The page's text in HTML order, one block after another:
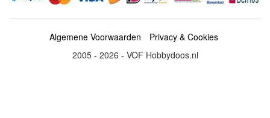
Algemene Voorwaarden
Privacy & Cookies
2005 - 2026 - VOF Hobbydoos.nl